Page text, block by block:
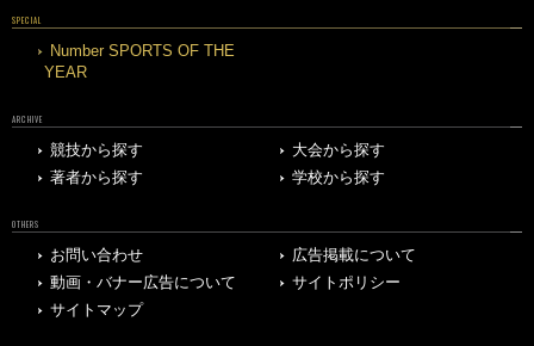
SPECIAL
Number SPORTS OF THE
YEAR
ARCHIVE
競技から探す
大会から探す
著者から探す
学校から探す
OTHERS
お問い合わせ
広告掲載について
動画・バナー広告について
サイトポリシー
サイトマップ